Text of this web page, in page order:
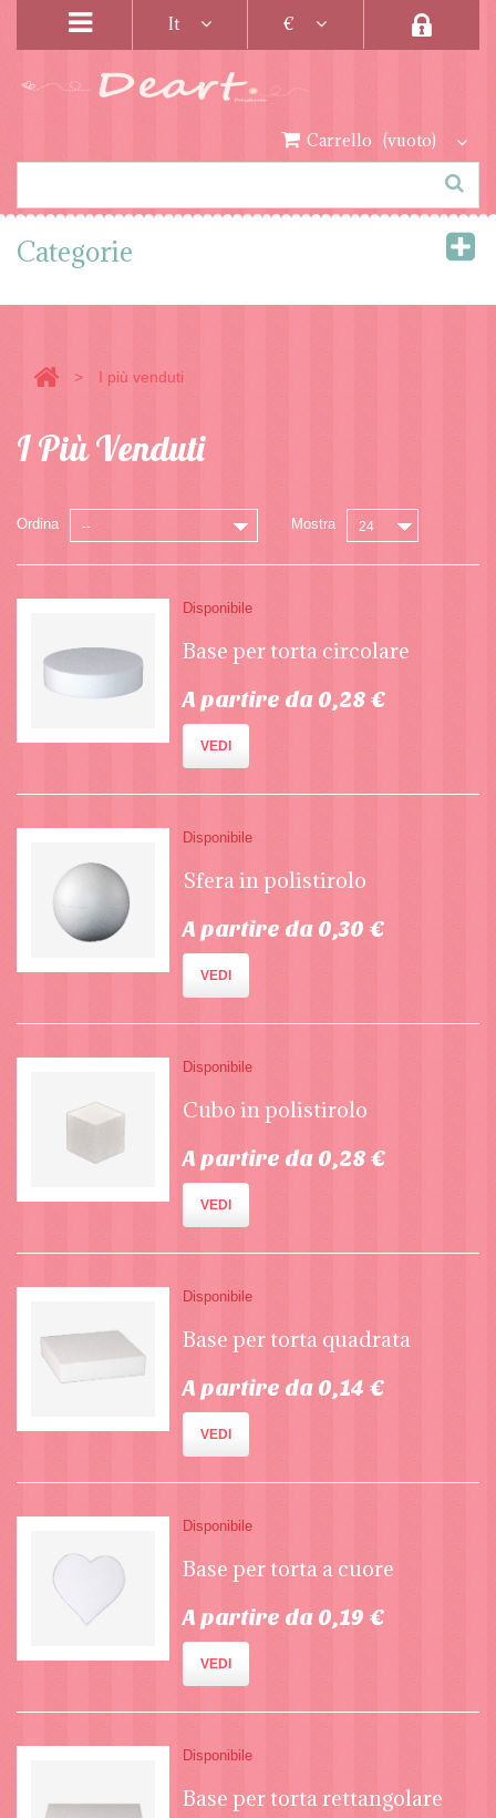
It €
Carrello (vuoto)
Categorie
> I più venduti
I Più Venduti
Ordina -- Mostra 24
Disponibile
Base per torta circolare
A partire da 0,28 €
VEDI
Disponibile
Sfera in polistirolo
A partire da 0,30 €
VEDI
Disponibile
Cubo in polistirolo
A partire da 0,28 €
VEDI
Disponibile
Base per torta quadrata
A partire da 0,14 €
VEDI
Disponibile
Base per torta a cuore
A partire da 0,19 €
VEDI
Disponibile
Base per torta rettangolare